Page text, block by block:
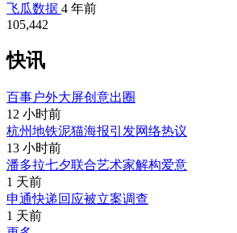
飞瓜数据 4 年前
105,442
快讯
百事户外大屏创意出圈
12 小时前
杭州地铁泥猫海报引发网络热议
13 小时前
潘多拉七夕联合艺术家解构爱意
1 天前
申通快递回应被立案调查
1 天前